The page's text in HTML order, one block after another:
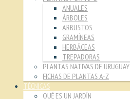
ANUALES
ÁRBOLES
ARBUSTOS
GRAMÍNEAS
HERBÁCEAS
TREPADORAS
PLANTAS NATIVAS DE URUGUAY
FICHAS DE PLANTAS A-Z
TÉCNICAS
QUÉ ES UN JARDÍN